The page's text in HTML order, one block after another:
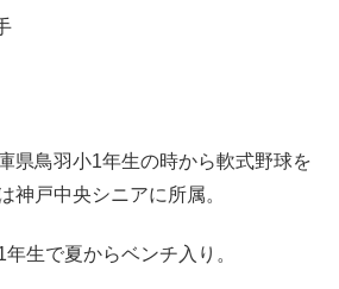
県鳥羽小1年生の時から軟式野球を
神戸中央シニアに所属。
生で夏からベンチ入り。